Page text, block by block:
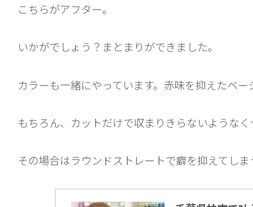
こちらがアフター。
いかがでしょう？まとまりができました。
カラーも一緒にやっています。赤味を抑えたベー
もちろん、カットだけで収まりきらないようなく
その場合はラウンドストレートで癖を抑えてしま